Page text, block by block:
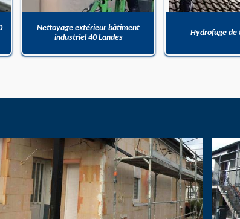
Nettoyage extérieur bâtiment
industriel 40 Landes
Hydrofuge de